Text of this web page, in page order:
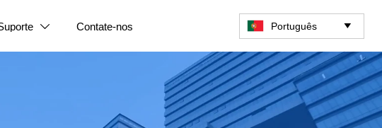
 Contate-nos Português 